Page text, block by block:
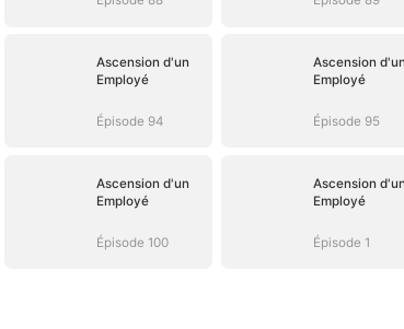
Ascension d'un
Employé
Épisode 94
Ascension
Employé
Épisode 95
Ascension d'un
Employé
Épisode 100
Ascension
Employé
Épisode 1